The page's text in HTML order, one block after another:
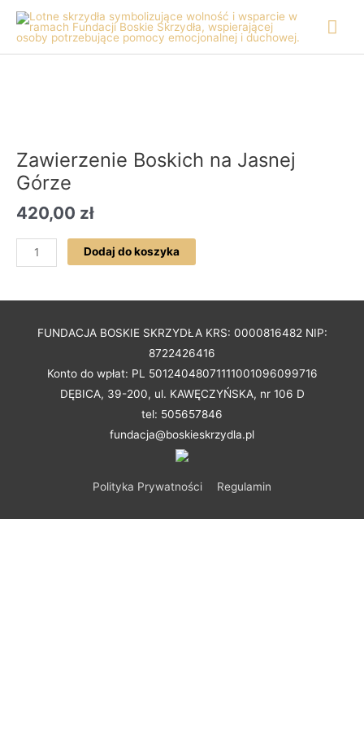
content
Zawierzenie Boskich na Jasnej
Górze
420,00 zł
ilość
Zawierzenie
na
Górze
Dodaj do koszyka
FUNDACJA BOSKIE SKRZYDŁA KRS: 0000816482 NIP:
8722426416
Konto do wpłat: PL 50124048071111001096099716
DĘBICA, 39-200, ul. KAWĘCZYŃSKA, nr 106 D
tel: 505657846
fundacja@boskieskrzydla.pl
Polityka Prywatności Regulamin